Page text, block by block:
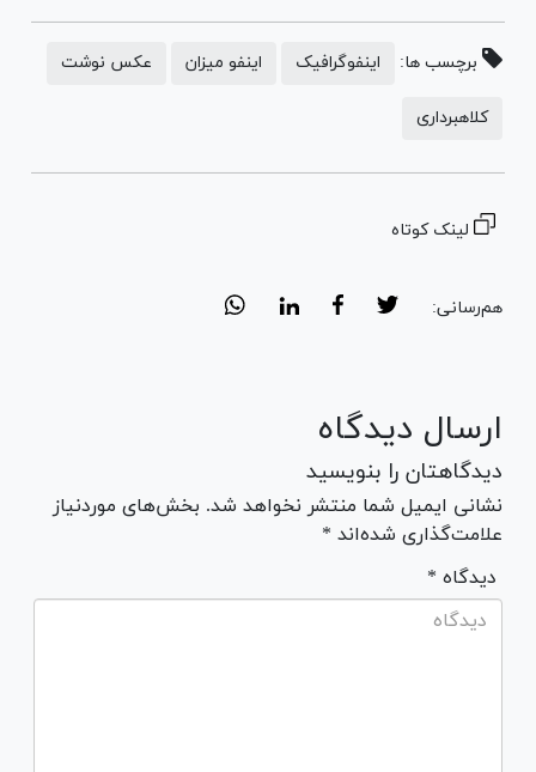
برچسب ها: اینفوگرافیک اینفو میزان عکس نوشت
کلاهبرداری
لینک کوتاه
هم‌رسانی:
ارسال دیدگاه
دیدگاهتان را بنویسید
نشانی ایمیل شما منتشر نخواهد شد. بخش‌های موردنیاز
علامت‌گذاری شده‌اند *
* دیدگاه